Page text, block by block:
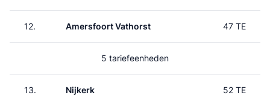
12. Amersfoort Vathorst 47 TE
5 tariefeenheden
13. Nijkerk 52 TE